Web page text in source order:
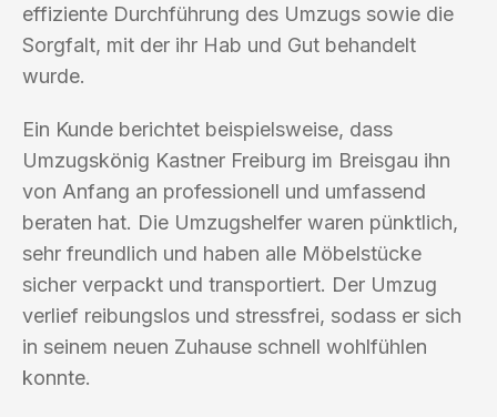
effiziente Durchführung des Umzugs sowie die
Sorgfalt, mit der ihr Hab und Gut behandelt
wurde.
Ein Kunde berichtet beispielsweise, dass
Umzugskönig Kastner Freiburg im Breisgau ihn
von Anfang an professionell und umfassend
beraten hat. Die Umzugshelfer waren pünktlich,
sehr freundlich und haben alle Möbelstücke
sicher verpackt und transportiert. Der Umzug
verlief reibungslos und stressfrei, sodass er sich
in seinem neuen Zuhause schnell wohlfühlen
konnte.